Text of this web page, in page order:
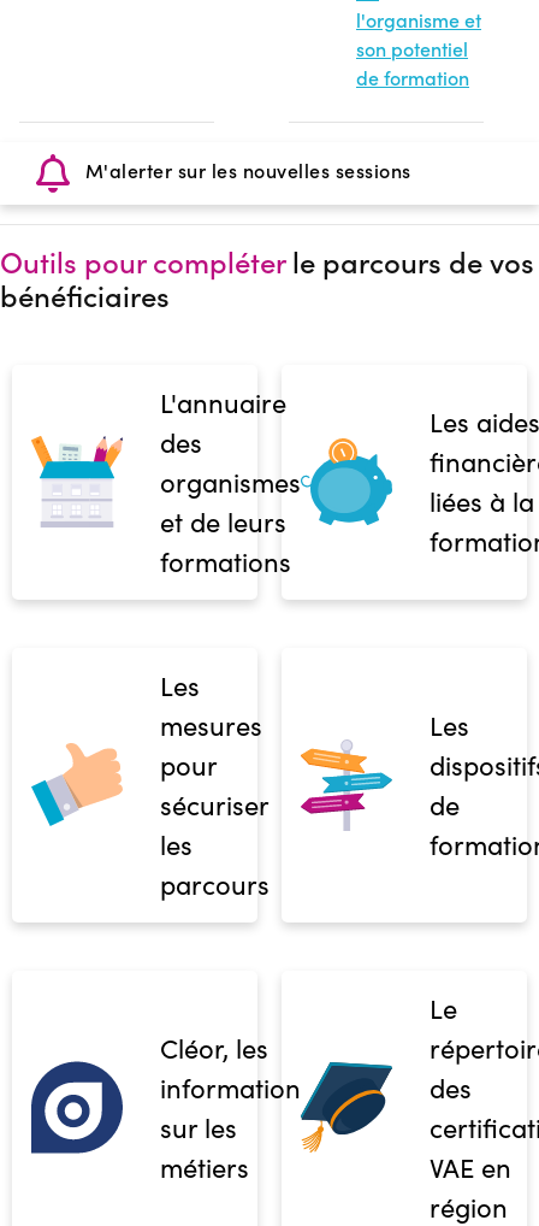
l'organisme et
son potentiel
de formation
M'alerter sur les nouvelles sessions
Outils pour compléterle parcours de vos
bénéficiaires
L'annuaire
des
organismes
et de leurs
formations
Les aides
liées à la
Les
mesures
pour
sécuriser
les
parcours
Les
de
Cléor, les
informations
sur les
métiers
Le
des
VAE en
région